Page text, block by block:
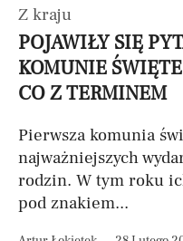
Z kraju
POJAWIŁY SIĘ
KOMUNIE
CO Z TERMINEM
Pierwsza komunia
najważniejszych
rodzin. W tym roku
pod znakiem...